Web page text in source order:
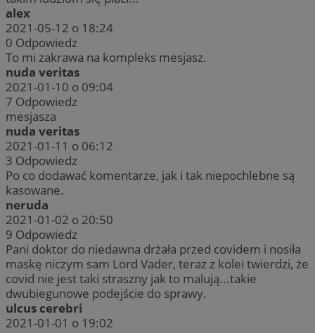
alex
2021-05-12 o 18:24
0 Odpowiedz
To mi zakrawa na kompleks mesjasz.
nuda veritas
2021-01-10 o 09:04
7 Odpowiedz
mesjasza
nuda veritas
2021-01-11 o 06:12
3 Odpowiedz
Po co dodawać komentarze, jak i tak niepochlebne są
kasowane.
neruda
2021-01-02 o 20:50
9 Odpowiedz
Pani doktor do niedawna drżała przed covidem i nosiła
maskę niczym sam Lord Vader, teraz z kolei twierdzi, że
covid nie jest taki straszny jak to malują...takie
dwubiegunowe podejście do sprawy.
ulcus cerebri
2021-01-01 o 19:02